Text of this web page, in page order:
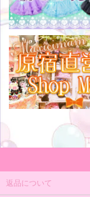
返品について